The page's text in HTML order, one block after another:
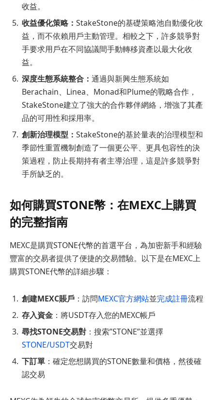
收益。
收益優化策略： StakeStone的基礎策略池自動優化收
益，而不依賴用戶主動管理。相較之下，許多競爭對
手要求用戶在不同協議間手動轉移資產以最大化收
益。
深度生態系統整合： 通過與新興生態系統如
Berachain、Linea、Monad和Plume的戰略合作，
StakeStone建立了強大的合作夥伴網絡，增強了其產
品的可用性和採用率。
創新治理模型： StakeStone的基於量表的治理模型和
季節性重置機制創造了一個更公平、更具包容性的決
策過程，防止長期持有者主導治理，這是許多競爭對
手所缺乏的。
如何購買STONE幣：在MEXC上購買
的完整指南
MEXC是購買STONE代幣的首選平台，為加密新手和經驗
豐富的交易者提供了便捷的交易體驗。以下是在MEXC上
購買STONE代幣的詳細步驟：
創建MEXC賬戶 ：訪問MEXC官方網站並完成註冊流程
存入資金 ：將USDT存入您的MEXC帳戶
尋找STONE交易對 ：搜索”STONE”並選擇
STONE/USDT交易對
下訂單 ：確定您想購買的STONE數量和價格，然後確
認交易